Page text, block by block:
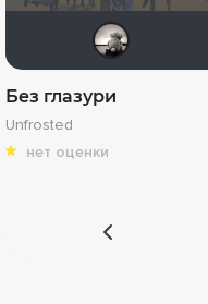
Без глазури
Unfrosted
нет оценки